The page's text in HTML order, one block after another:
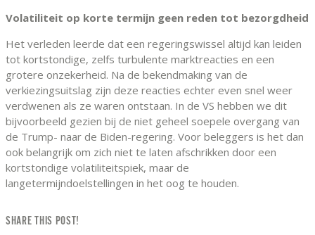
Volatiliteit op korte termijn geen reden tot bezorgdheid
Het verleden leerde dat een regeringswissel altijd kan leiden
tot kortstondige, zelfs turbulente marktreacties en een
grotere onzekerheid. Na de bekendmaking van de
verkiezingsuitslag zijn deze reacties echter even snel weer
verdwenen als ze waren ontstaan. In de VS hebben we dit
bijvoorbeeld gezien bij de niet geheel soepele overgang van
de Trump- naar de Biden-regering. Voor beleggers is het dan
ook belangrijk om zich niet te laten afschrikken door een
kortstondige volatiliteitspiek, maar de
langetermijndoelstellingen in het oog te houden.
SHARE THIS POST!